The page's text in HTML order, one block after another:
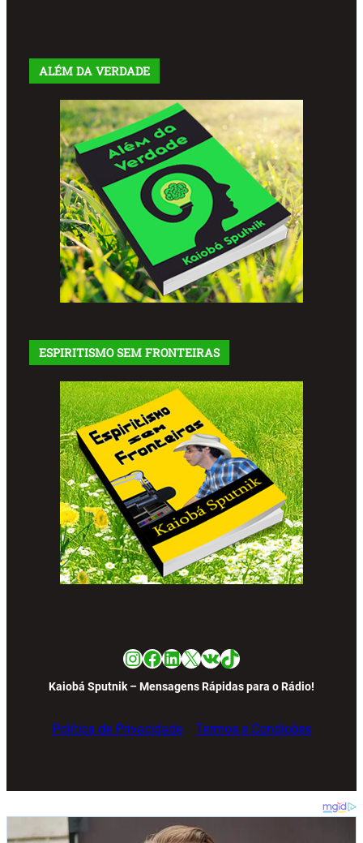
ALÉM DA VERDADE
ESPIRITISMO SEM FRONTEIRAS
Instagram
Facebook
LinkedIn
X VKTikTok
Kaiobá Sputnik – Mensagens Rápidas para o Rádio!
Política de Privacidade Termos e Condições